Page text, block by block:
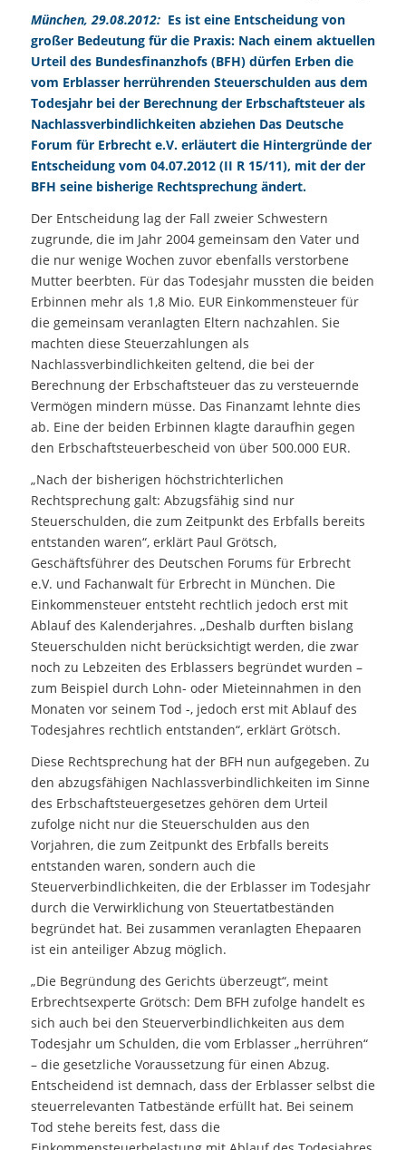
München, 29.08.2012: Es ist eine Entscheidung von
großer Bedeutung für die Praxis: Nach einem aktuellen
Urteil des Bundesfinanzhofs (BFH) dürfen Erben die
vom Erblasser herrührenden Steuerschulden aus dem
Todesjahr bei der Berechnung der Erbschaftsteuer als
Nachlassverbindlichkeiten abziehen Das Deutsche
Forum für Erbrechte.V. erläutert die Hintergründe der
Entscheidung vom 04.07.2012 (II R 15/11), mit der der
BFH seine bisherige Rechtsprechung ändert.
Der Entscheidung lag der Fall zweier Schwestern
zugrunde, die im Jahr 2004 gemeinsam den Vater und
die nur wenige Wochen zuvor ebenfalls verstorbene
Mutter beerbten. Für das Todesjahr mussten die beiden
Erbinnen mehr als 1,8 Mio. EUR Einkommensteuer für
die gemeinsam veranlagten Eltern nachzahlen. Sie
machten diese Steuerzahlungen als
Nachlassverbindlichkeiten geltend, die bei der
Berechnung der Erbschaftsteuer das zu versteuernde
Vermögen mindern müsse. Das Finanzamt lehnte dies
ab. Eine der beiden Erbinnen klagte daraufhin gegen
den Erbschaftsteuerbescheid von über 500.000 EUR.
„Nach der bisherigen höchstrichterlichen
Rechtsprechung galt: Abzugsfähig sind nur
Steuerschulden, die zum Zeitpunkt des Erbfalls bereits
entstanden waren“, erklärt Paul Grötsch,
Geschäftsführer des Deutschen Forums für Erbrecht
e.V. und Fachanwalt für Erbrecht in München. Die
Einkommensteuer entsteht rechtlich jedoch erst mit
Ablauf des Kalenderjahres. „Deshalb durften bislang
Steuerschulden nicht berücksichtigt werden, die zwar
noch zu Lebzeiten des Erblassers begründet wurden –
zum Beispiel durch Lohn- oder Mieteinnahmen in den
Monaten vor seinem Tod -, jedoch erst mit Ablauf des
Todesjahres rechtlich entstanden“, erklärt Grötsch.
Diese Rechtsprechung hat der BFH nun aufgegeben. Zu
den abzugsfähigen Nachlassverbindlichkeiten im Sinne
des Erbschaftsteuergesetzes gehören dem Urteil
zufolge nicht nur die Steuerschulden aus den
Vorjahren, die zum Zeitpunkt des Erbfalls bereits
entstanden waren, sondern auch die
Steuerverbindlichkeiten, die der Erblasser im Todesjahr
durch die Verwirklichung von Steuertatbeständen
begründet hat. Bei zusammen veranlagten Ehepaaren
ist ein anteiliger Abzug möglich.
„Die Begründung des Gerichts überzeugt“, meint
Erbrechtsexperte Grötsch: Dem BFH zufolge handelt es
sich auch bei den Steuerverbindlichkeiten aus dem
Todesjahr um Schulden, die vom Erblasser „herrühren“
– die gesetzliche Voraussetzung für einen Abzug.
Entscheidend ist demnach, dass der Erblasser selbst die
steuerrelevanten Tatbestände erfüllt hat. Bei seinem
Tod stehe bereits fest, dass die